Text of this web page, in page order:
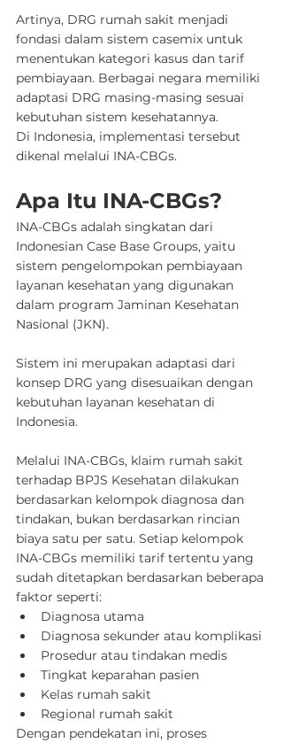
Artinya, DRG rumah sakit menjadi
fondasi dalam sistem casemix untuk
menentukan kategori kasus dan tarif
pembiayaan. Berbagai negara memiliki
adaptasi DRG masing-masing sesuai
kebutuhan sistem kesehatannya.
Di Indonesia, implementasi tersebut
dikenal melalui INA-CBGs.
Apa Itu INA-CBGs?
INA-CBGs adalah singkatan dari
Indonesian Case Base Groups, yaitu
sistem pengelompokan pembiayaan
layanan kesehatan yang digunakan
dalam program Jaminan Kesehatan
Nasional (JKN).
Sistem ini merupakan adaptasi dari
konsep DRG yang disesuaikan dengan
kebutuhan layanan kesehatan di
Indonesia.
Melalui INA-CBGs, klaim rumah sakit
terhadap BPJS Kesehatan dilakukan
berdasarkan kelompok diagnosa dan
tindakan, bukan berdasarkan rincian
biaya satu per satu. Setiap kelompok
INA-CBGs memiliki tarif tertentu yang
sudah ditetapkan berdasarkan beberapa
faktor seperti:
Diagnosa utama
Diagnosa sekunder atau komplikasi
Prosedur atau tindakan medis
Tingkat keparahan pasien
Kelas rumah sakit
Regional rumah sakit
Dengan pendekatan ini, proses